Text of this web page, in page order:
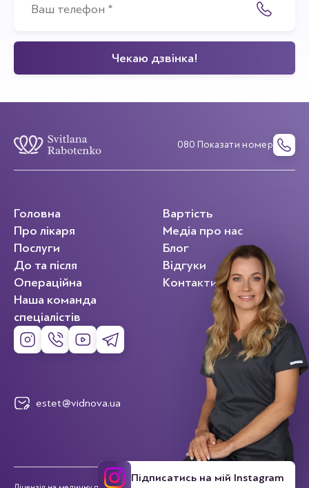
080 Показати номер
Головна
Про лікаря
Послуги
До та після
Операційна
Наша команда
спеціалістів
Вартість
Медіа про нас
Блог
Відгуки
Контакти
estet@vidnova.ua
Підписатись на мій Instagram